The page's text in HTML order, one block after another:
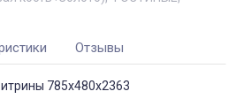
Отзывы
785х480х2363